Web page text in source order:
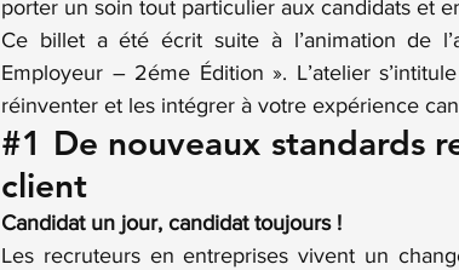
porter un soin tout particulier aux candidats et
Ce billet a été écrit suite à l’animation de l’
Employeur – 2éme Édition ». L’atelier
réinventer et les intégrer à votre expérience
#1 De nouveaux standards
client
Candidat un jour, candidat toujours !
Les recruteurs en entreprises vivent un